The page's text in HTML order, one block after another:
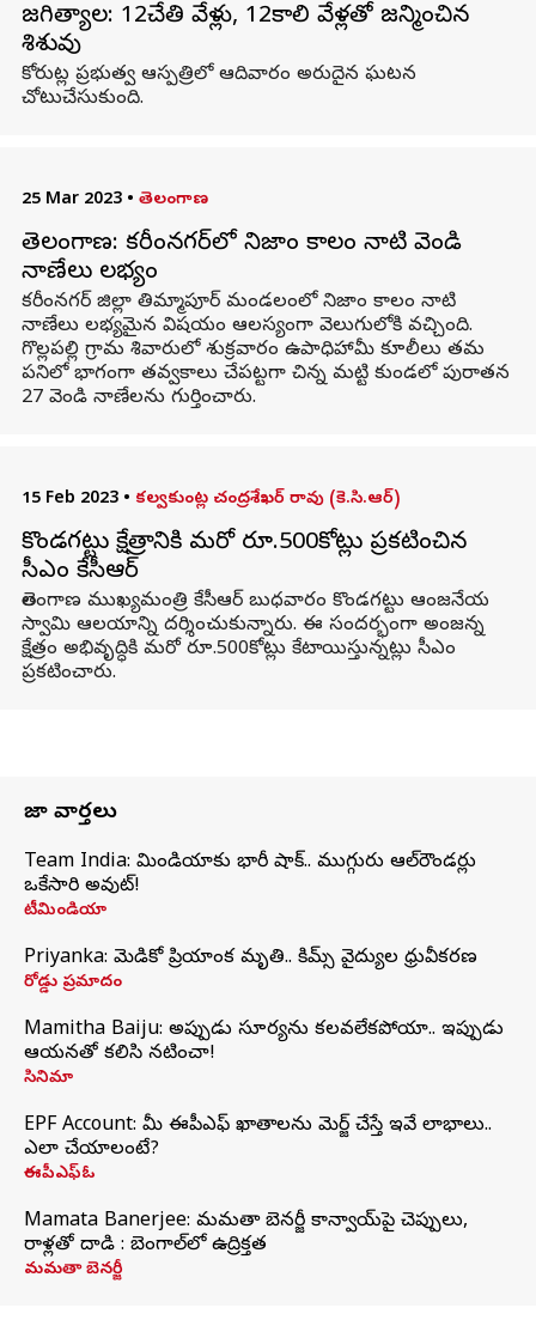
జగిత్యాల: 12చేతి వేళ్లు, 12కాలి వేళ్లతో జన్మించిన
శిశువు
కోరుట్ల ప్రభుత్వ ఆస్పత్రిలో ఆదివారం అరుదైన ఘటన
చోటుచేసుకుంది.
25 Mar 2023 • తెలంగాణ
తెలంగాణ: కరీంనగర్‌లో నిజాం కాలం నాటి వెండి
నాణేలు లభ్యం
కరీంనగర్ జిల్లా తిమ్మాపూర్ మండలంలో నిజాం కాలం నాటి
నాణేలు లభ్యమైన విషయం ఆలస్యంగా వెలుగులోకి వచ్చింది.
గొల్లపల్లి గ్రామ శివారులో శుక్రవారం ఉపాధిహామీ కూలీలు తమ
పనిలో భాగంగా తవ్వకాలు చేపట్టగా చిన్న మట్టి కుండలో పురాతన
27 వెండి నాణేలను గుర్తించారు.
15 Feb 2023 • కల్వకుంట్ల చంద్రశేఖర్ రావు (కె.సి.ఆర్)
కొండగట్టు క్షేత్రానికి మరో రూ.500కోట్లు ప్రకటించిన
సీఎం కేసీఆర్
తెలంగాణ ముఖ్యమంత్రి కేసీఆర్ బుధవారం కొండగట్టు ఆంజనేయ
స్వామి ఆలయాన్ని దర్శించుకున్నారు. ఈ సందర్భంగా అంజన్న
క్షేత్రం అభివృద్ధికి మరో రూ.500కోట్లు కేటాయిస్తున్నట్లు సీఎం
ప్రకటించారు.
తాజా వార్తలు
Team India: టీమిండియాకు భారీ షాక్.. ముగ్గురు ఆల్‌రౌండర్లు
ఒకేసారి అవుట్!
టీమిండియా
Priyanka: మెడికో ప్రియాంక మృతి.. కిమ్స్‌ వైద్యుల ధ్రువీకరణ
రోడ్డు ప్రమాదం
Mamitha Baiju: అప్పుడు సూర్యను కలవలేకపోయా.. ఇప్పుడు
ఆయనతో కలిసి నటించా!
సినిమా
EPF Account: మీ ఈపీఎఫ్ ఖాతాలను మెర్జ్ చేస్తే ఇవే లాభాలు..
ఎలా చేయాలంటే?
ఈపీఎఫ్ఓ
Mamata Banerjee: మమతా బెనర్జీ కాన్వాయ్‌పై చెప్పులు,
రాళ్లతో దాడి : బెంగాల్‌లో ఉద్రిక్తత
మమతా బెనర్జీ